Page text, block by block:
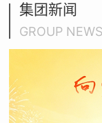
集团新闻
GROUP NEWS